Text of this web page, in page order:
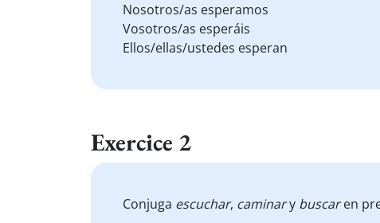
Nosotros/as esperamos
Vosotros/as esperáis
Ellos/ellas/ustedes esperan
Exercice 2
Conjuga escuchar, caminary buscaren